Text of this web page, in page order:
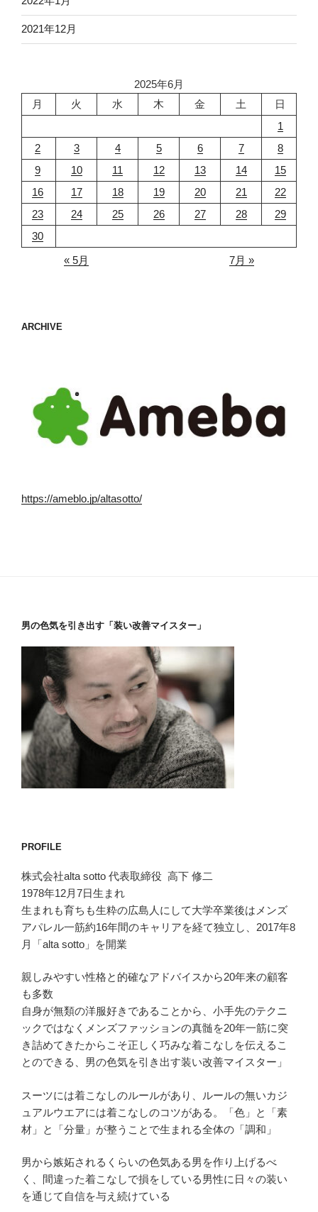
2021年12月
2025年6月
月
火 水 木 金 土
日
1
2
3 4 5 6 7
8
9
10 11 12 13 14
15
16
17 18 19 20 21
22
23
24 25 26 27 28
29
30
« 5月
7月 »
ARCHIVE
https://ameblo.jp/altasotto/
男の色気を引き出す「装い改善マイスター」
PROFILE
株式会社alta sotto 代表取締役 高下 修二
1978年12月7日生まれ
生まれも育ちも生粋の広島人にして大学卒業後はメンズ
アパレル一筋約16年間のキャリアを経て独立し、2017年8
月「alta sotto」を開業
親しみやすい性格と的確なアドバイスから20年来の顧客
も多数
自身が無類の洋服好きであることから、小手先のテクニ
ックではなくメンズファッションの真髄を20年一筋に突
き詰めてきたからこそ正しく巧みな着こなしを伝えるこ
とのできる、男の色気を引き出す装い改善マイスター」
スーツには着こなしのルールがあり、ルールの無いカジ
ュアルウエアには着こなしのコツがある。「色」と「素
材」と「分量」が整うことで生まれる全体の「調和」
男から嫉妬されるくらいの色気ある男を作り上げるべ
く、間違った着こなしで損をしている男性に日々の装い
を通じて自信を与え続けている